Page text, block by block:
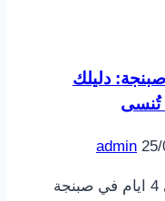
ايام في صبنجة: دليلك
تُنسى
admin
هل تبحث عن برنامج سياحي 4 ايام في صبنجة